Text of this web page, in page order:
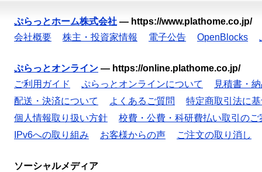
ぷらっとホーム株式会社 — https://www.plathome.co.jp/
会社概要
株主・投資家情報 電子公告 OpenBlocks
ぷらっとオンライン — https://online.plathome.co.jp/
ご利用ガイド
ぷらっとオンラインについて
見積書・
配送・決済について
よくあるご質問
特定商取引法に
個人情報取り扱い方針
校費・公費・科研費払い取引のご
IPv6への取り組み
お客様からの声 ご注文の取り消し
ソーシャルメディア